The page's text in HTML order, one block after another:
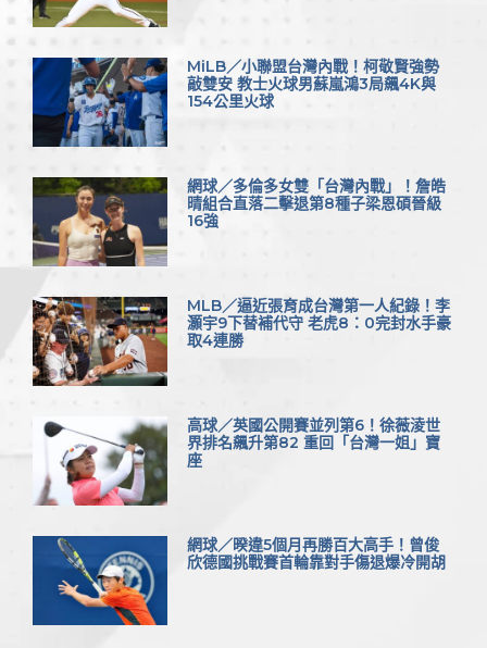
MiLB／小聯盟台灣內戰！柯敬賢強勢
敲雙安 教士火球男蘇嵐鴻3局飆4K與
154公里火球
網球／多倫多女雙「台灣內戰」！詹皓
晴組合直落二擊退第8種子梁恩碩晉級
16強
MLB／逼近張育成台灣第一人紀錄！李
灝宇9下替補代守 老虎8：0完封水手豪
取4連勝
高球／英國公開賽並列第6！徐薇淩世
界排名飆升第82 重回「台灣一姐」寶
座
網球／暌違5個月再勝百大高手！曾俊
欣德國挑戰賽首輪靠對手傷退爆冷開胡